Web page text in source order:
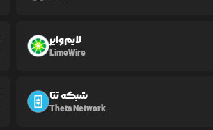
لایم‌وایر
LimeWire
شبکه تتا
Theta Network